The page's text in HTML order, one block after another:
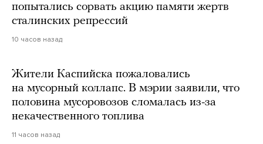
попытались сорвать акцию памяти жертв
сталинских репрессий
10 часов назад
Жители Каспийска пожаловались
на мусорный коллапс. В мэрии заявили, что
половина мусоровозов сломалась из-за
некачественного топлива
11 часов назад